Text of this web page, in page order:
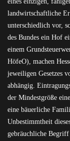
landwirtschaftliche
unterschiedlich vor,
des Bundes ein Hof
einem
HöfeO), machen
jeweiligen Gesetzes
abhängig.
der Mindestgröße
eine bäuerliche
Unbestimmtheit
gebräuchliche